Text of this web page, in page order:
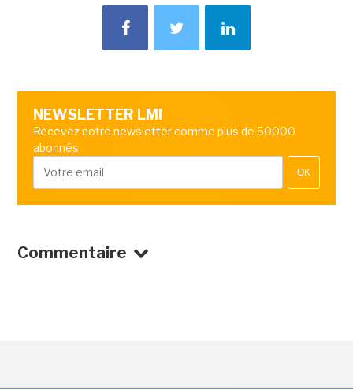
NEWSLETTER LMI
Recevez notre newsletter comme plus de 50000
abonnés
OK
Commentaire